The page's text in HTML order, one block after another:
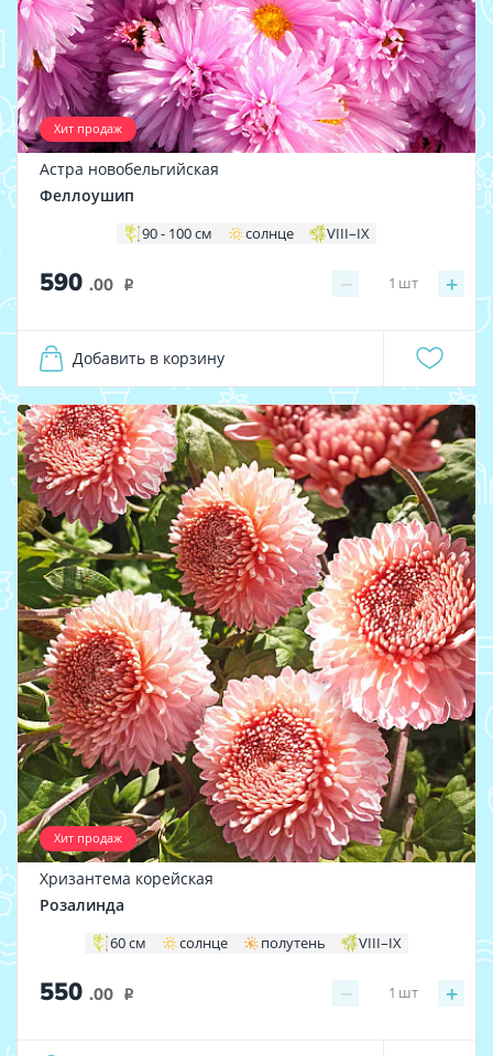
Хит продаж
Астра новобельгийская
Феллоушип
90 - 100 см солнце VIII–IX
590 .00 i − +
1 шт
Добавить в корзину
Хит продаж
Хризантема корейская
Розалинда
60 см солнце полутень VIII–IX
550 .00 i − +
1 шт